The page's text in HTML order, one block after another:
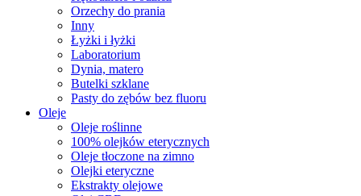
Orzechy do prania
Inny
Łyżki i łyżki
Laboratorium
Dynia, matero
Butelki szklane
Pasty do zębów bez fluoru
Oleje
Oleje roślinne
100% olejków eterycznych
Oleje tłoczone na zimno
Olejki eteryczne
Ekstrakty olejowe